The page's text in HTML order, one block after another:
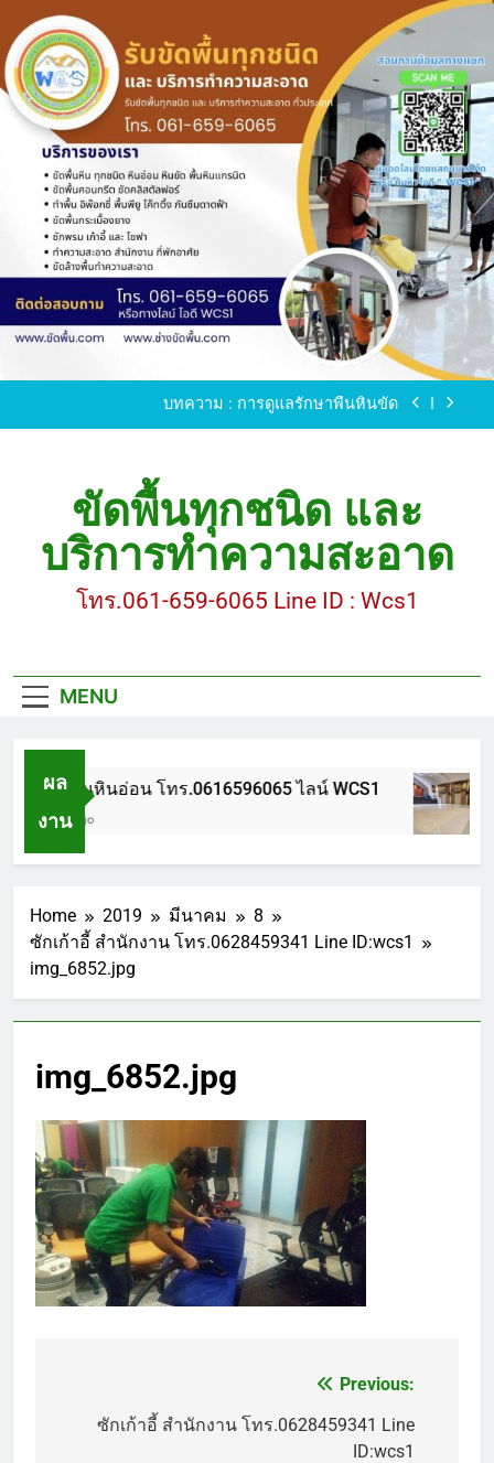
to
content
ขัดพื้นหินขัด อบต.แหลมบัวนครปฐม
ขัดพื้นหินอ่อน โทร.0616596065 ไลน์ WCS1
บทความ : การดูแลรักษาพื้นหินขัด
ขัดพื้นหินขัด อบต.แหลมบัวนครปฐม
ขัดพื้นหินอ่อน โทร.0616596065 ไลน์ WCS1
บทความ : การดูแลรักษาพื้นหินขัด
ขัดพื้นทุกชนิด และ
บริการทำความสะอาด
โทร.061-659-6065 Line ID : Wcs1
MENU
ผล
งาน
ขัดพื้นหินอ่อน โทร.0616596065 ไลน์ WCS1
1 ปี Ago
Home 2019 มีนาคม
8
ซักเก้าอี้ สำนักงาน โทร.0628459341 Line ID:wcs1
img_6852.jpg
img_6852.jpg
เรื่อง
Previous:
ซักเก้าอี้ สำนักงาน โทร.0628459341 Line
ID:wcs1